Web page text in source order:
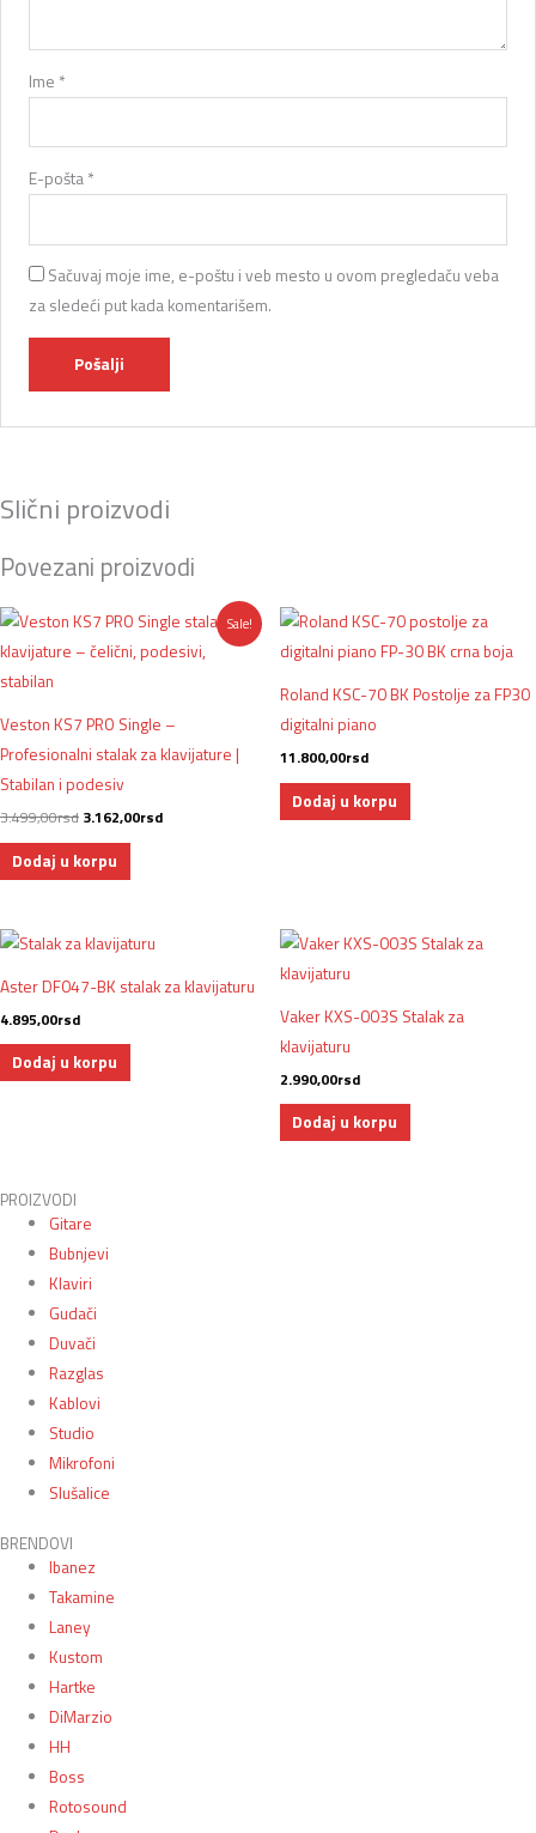
Ime *
E-pošta *
Sačuvaj moje ime, e-poštu i veb mesto u ovom pregledaču veba
za sledeći put kada komentarišem.
Slični proizvodi
Povezani proizvodi
Sale!
Veston KS7 PRO Single –
Profesionalni stalak za klavijature |
Stabilan i podesiv
3.499,00rsd
Originalna
cena
je
3.162,00rsd
Trenutna
cena
je:
Dodaj u korpu
Roland KSC-70 BK Postolje za FP30
digitalni piano
11.800,00rsd
Dodaj u korpu
Aster DF047-BK stalak za klavijaturu
4.895,00rsd
Dodaj u korpu
Vaker KXS-003S Stalak za
klavijaturu
2.990,00rsd
Dodaj u korpu
PROIZVODI
Gitare
Bubnjevi
Klaviri
Gudači
Duvači
Razglas
Kablovi
Studio
Mikrofoni
Slušalice
BRENDOVI
Ibanez
Takamine
Laney
Kustom
Hartke
DiMarzio
HH
Boss
Rotosound